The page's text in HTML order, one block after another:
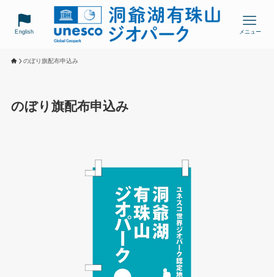
English メニュー
のぼり旗配布申込み
のぼり旗配布申込み